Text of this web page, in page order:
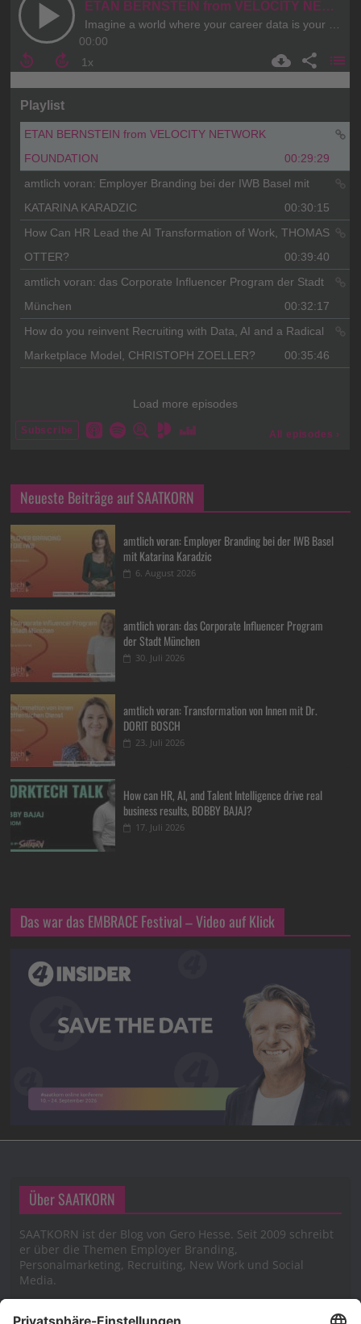
Neueste Beiträge auf SAATKORN
amtlich voran: Employer Branding bei der IWB Basel
mit Katarina Karadzic
6. August 2026
amtlich voran: das Corporate Influencer Program
der Stadt München
30. Juli 2026
amtlich voran: Transformation von Innen mit Dr.
DORIT BOSCH
23. Juli 2026
How can HR, AI, and Talent Intelligence drive real
business results, BOBBY BAJAJ?
17. Juli 2026
Das war das EMBRACE Festival – Video auf Klick
Über SAATKORN
SAATKORN ist der Blog von Gero Hesse. Seit 2009 schreibt
er über die Themen Employer Branding,
Personalmarketing, Recruiting, New Work und Social
Media.